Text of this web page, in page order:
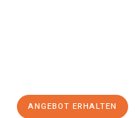
ANGEBOT ERHALTEN